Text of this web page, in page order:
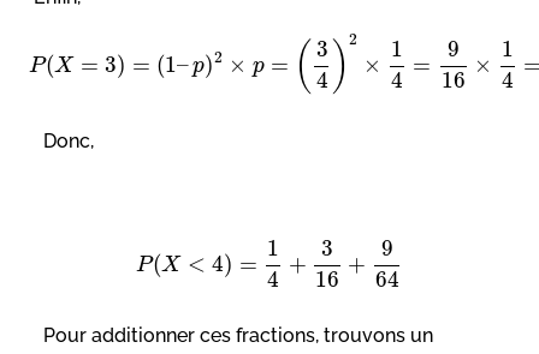
P(X = 3) = (1–p)2 × p = ( 3
4 ) 2
×
1
4
=
9
16
×
1
4
Donc,
P(X < 4) =
1
4
+
3
16
+
9
64
Pour additionner ces fractions, trouvons un